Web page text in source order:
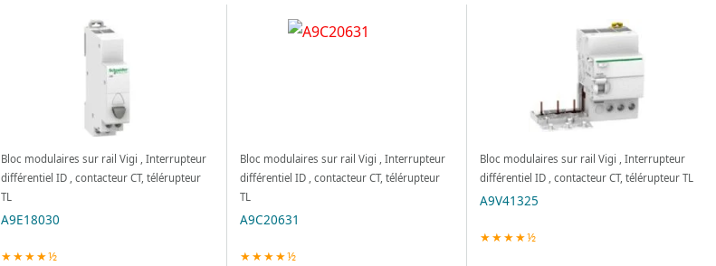
Bloc modulaires sur rail Vigi , Interrupteur
différentiel ID , contacteur CT, télérupteur
TL
A9E18030
★★★★½
Bloc modulaires sur rail Vigi , Interrupteur
différentiel ID , contacteur CT, télérupteur
TL
A9C20631
★★★★½
Bloc modulaires sur rail Vigi , Interrupteur
différentiel ID , contacteur CT, télérupteur TL
A9V41325
★★★★½